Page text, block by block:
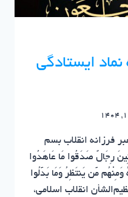
ایستادگی
فرزانه انقلاب بسم
رِجَالٌ صَدَقُوا مَا عَاهَدُوا
مَّن یَنتَظِرُ وَمَا بَدَّلُوا
انقلاب اسلامی،